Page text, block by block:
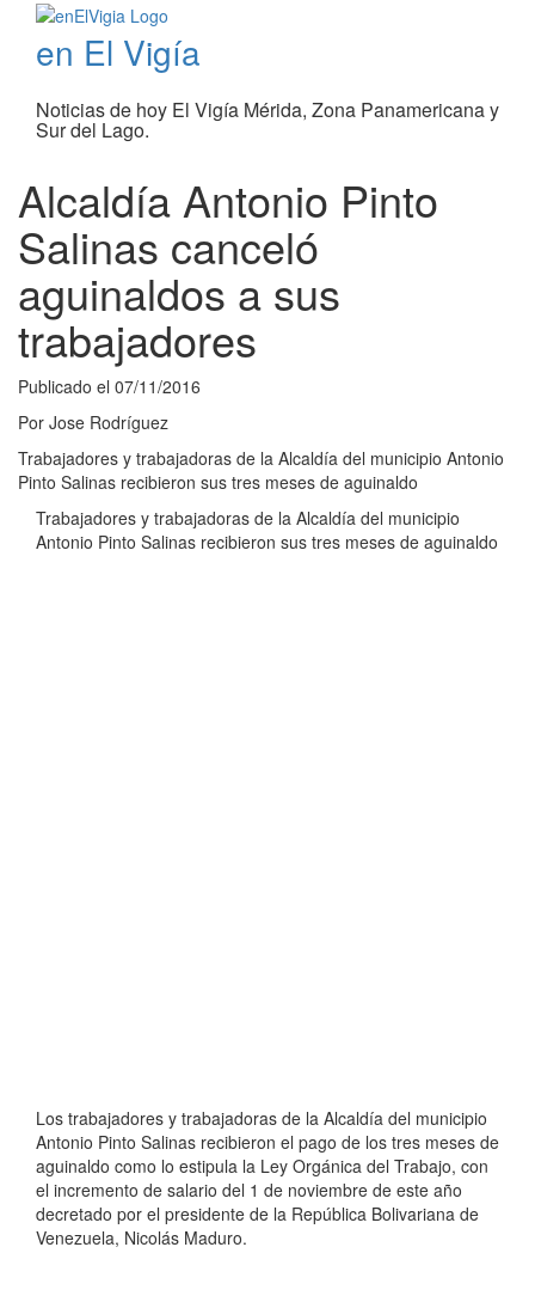
en El Vigía
Noticias de hoy El Vigía Mérida, Zona Panamericana y
Sur del Lago.
Alcaldía Antonio Pinto
Salinas canceló
aguinaldos a sus
trabajadores
Publicado el 07/11/2016
Por Jose Rodríguez
Trabajadores y trabajadoras de la Alcaldía del municipio Antonio
Pinto Salinas recibieron sus tres meses de aguinaldo
Trabajadores y trabajadoras de la Alcaldía del municipio
Antonio Pinto Salinas recibieron sus tres meses de aguinaldo
Los trabajadores y trabajadoras de la Alcaldía del municipio
Antonio Pinto Salinas recibieron el pago de los tres meses de
aguinaldo como lo estipula la Ley Orgánica del Trabajo, con
el incremento de salario del 1 de noviembre de este año
decretado por el presidente de la República Bolivariana de
Venezuela, Nicolás Maduro.